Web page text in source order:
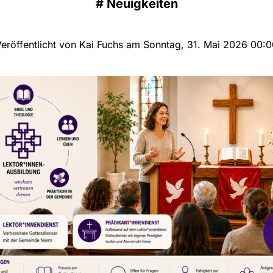
# Neuigkeiten
von Kai Fuchs am Sonntag, 31. Mai 2026